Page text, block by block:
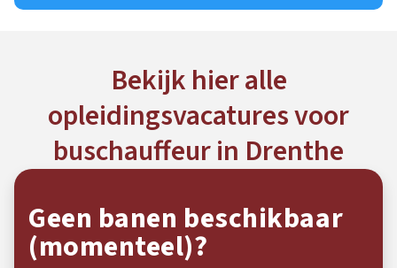
Bekijk hier alle
opleidingsvacatures voor
buschauffeur in Drenthe
Geen banen beschikbaar
(momenteel)?